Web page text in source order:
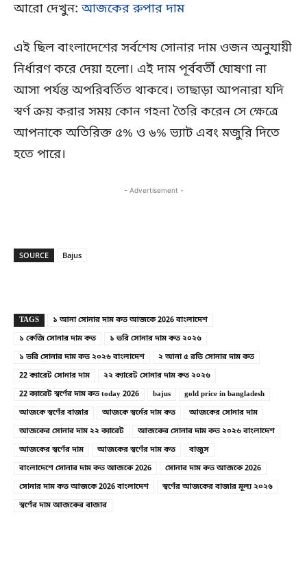
আরো দেখুন:আজকের রুপার দাম
এই ছিল বাংলাদেশের সর্বশেষ সোনার দাম ওজন অনুযায়ী
নির্ধারণ করে দেয়া হলো। এই দাম পূর্ববর্তী ঘোষণা না
আসা পর্যন্ত অপরিবর্তিত থাকবে। তাছাড়া আপনারা যদি
স্বর্ণ ক্রয় করার সময় কোন গহনা তৈরি করেন সে ক্ষেত্রে
আপনাকে অতিরিক্ত ৫% ও ৬% ভ্যাট এবং মজুরি দিতে
হতে পারে।
- Advertisement -
SOURCE Bajus
TAGS
১ আনা সোনার দাম কত আজকে 2026 বাংলাদেশ
১ কেজি সোনার দাম কত
১ ভরি সোনার দাম কত ২০২৬
১ ভরি সোনার দাম কত ২০২৬ বাংলাদেশ
২ আনা ৫ রতি সোনার দাম কত
22 ক্যারেট সোনার দাম
২২ ক্যারেট সোনার দাম কত ২০২৬
22 ক্যারেট স্বর্ণের দাম কত today 2026
bajus
gold price in bangladesh
আজকে স্বর্ণের বাজার
আজকে স্বর্নের দাম কত
আজকের সোনার দাম
আজকের সোনার দাম ২২ ক্যারেট
আজকের সোনার দাম কত ২০২৬ বাংলাদেশ
আজকের স্বর্ণের দাম
আজকের স্বর্ণের দাম কত
বাজুস
বাংলাদেশে সোনার দাম কত আজকে 2026
সোনার দাম কত আজকে 2026
সোনার দাম কত আজকে 2026 বাংলাদেশ
স্বর্ণের আজকের বাজার মূল্য ২০২৬
স্বর্ণের দাম আজকের বাজার